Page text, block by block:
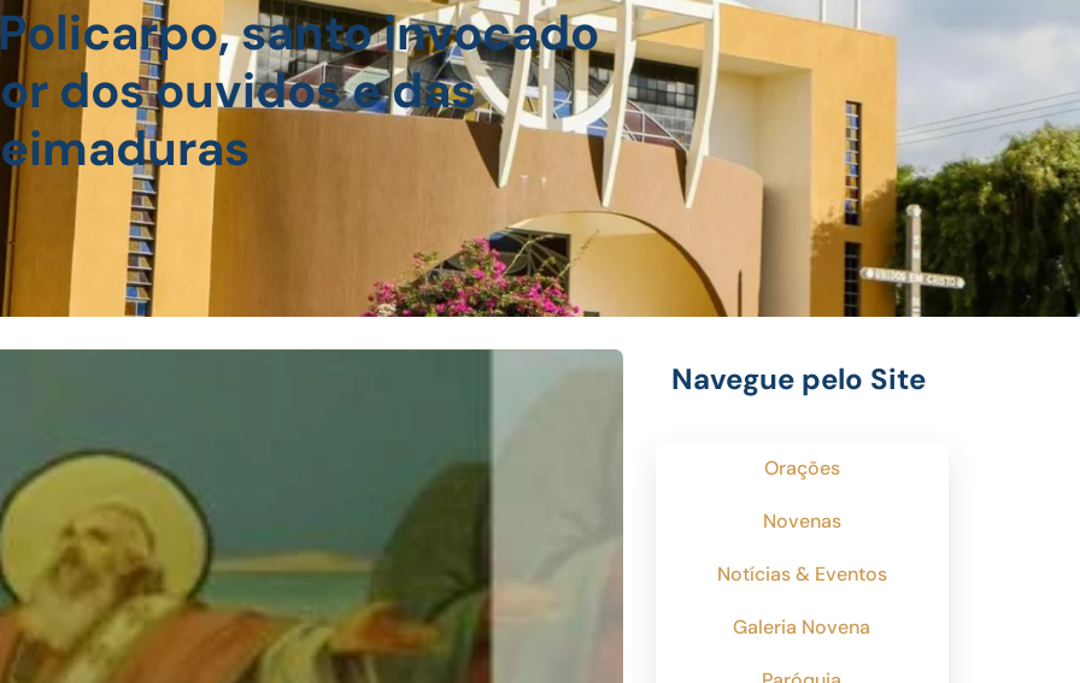
santo invocado
dos ouvidos e das
Navegue pelo Site
Orações
Novenas
Notícias & Eventos
Galeria Novena